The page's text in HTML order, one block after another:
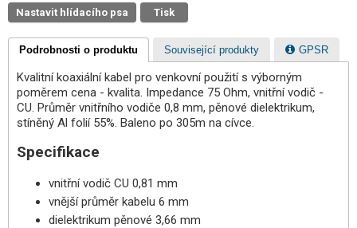
Nastavit hlídacího psa Tisk
Podrobnosti o produktu Související produkty GPSR
Kvalitní koaxiální kabel pro venkovní použití s výborným
poměrem cena - kvalita. Impedance 75 Ohm, vnitřní vodič -
CU. Průměr vnitřního vodiče 0,8 mm, pěnové dielektrikum,
stíněný Al folií 55%. Baleno po 305m na cívce.
Specifikace
vnitřní vodič CU 0,81 mm
vnější průměr kabelu 6 mm
dielektrikum pěnové 3,66 mm